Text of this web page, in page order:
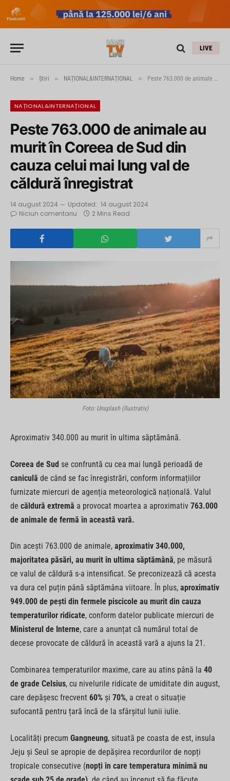
LIVE
Home » Știri » NAȚIONAL&INTERNAȚIONAL » Peste 763.000 de animale au murit în Coreea de Sud din cauza celui mai lung val de căldură înregistrat
NAȚIONAL&INTERNAȚIONAL
Peste 763.000 de animale au
murit în Coreea de Sud din
cauza celui mai lung val de
căldură înregistrat
14 august 2024 Updated: 14 august 2024
Niciun comentariu
2 Mins Read
Foto: Unsplash (Ilustrativ)
Aproximativ 340.000 au murit în ultima săptămână.
Coreea de Sud se confruntă cu cea mai lungă perioadă de
caniculă de când se fac înregistrări, conform informațiilor
furnizate miercuri de agenția meteorologică națională. Valul
de căldură extremă a provocat moartea a aproximativ 763.000
de animale de fermă în această vară.
Din acești 763.000 de animale, aproximativ 340.000,
majoritatea păsări, au murit în ultima săptămână, pe măsură
ce valul de căldură s-a intensificat. Se preconizează că acesta
va dura cel puțin până săptămâna viitoare. În plus, aproximativ
949.000 de pești din fermele piscicole au murit din cauza
temperaturilor ridicate, conform datelor publicate miercuri de
Ministerul de Interne, care a anunțat că numărul total de
decese provocate de căldură în această vară a ajuns la 21.
Combinarea temperaturilor maxime, care au atins până la 40
de grade Celsius, cu nivelurile ridicate de umiditate din august,
care depășesc frecvent 60% și 70%, a creat o situație
sufocantă pentru țară încă de la sfârșitul lunii iulie.
Localități precum Gangneung, situată pe coasta de est, insula
Jeju și Seul se apropie de depășirea recordurilor de nopți
tropicale consecutive (nopți în care temperatura minimă nu